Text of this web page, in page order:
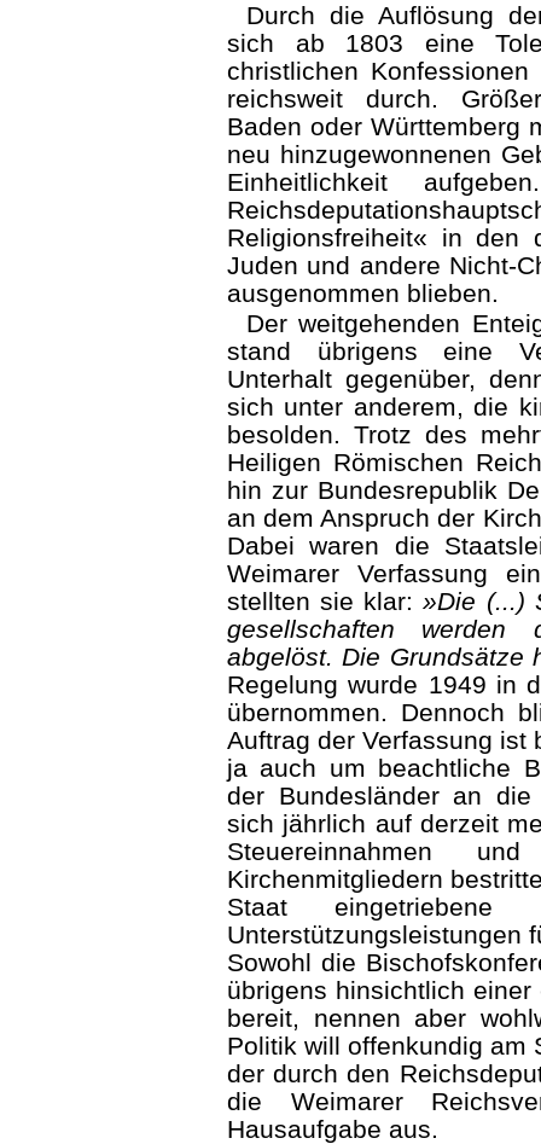
Durch die Auflösung
sich ab 1803 eine
christlichen
reichsweit durch.
Baden oder Württemberg
neu hinzugewonnenen
Einheitlichkeit
Religionsfreiheit« in den
Juden und andere Nicht-
ausgenommen blieben.
Der weitgehenden
stand übrigens eine
Unterhalt gegenüber,
sich unter anderem, die
besolden. Trotz des
Heiligen Römischen
hin zur Bundes­republik
an dem Anspruch der
Dabei waren die
Weimarer Verfassung
stellten sie klar:»Die (...)
gesellschaften werden
abgelöst. Die Grundsätze
Regelung wurde 1949 in
übernommen. Dennoch
Auftrag der Verfassung ist
ja auch um beachtliche
der Bundesländer an
sich jährlich auf derzeit
Steuereinnahmen
Kirchenmitgliedern
Staat eingetriebene
Unterstützungsleistungen
Sowohl die
übrigens hinsichtlich
bereit, nennen aber
Politik will offenkundig am
der durch den
die Weimarer
Hausaufgabe aus.